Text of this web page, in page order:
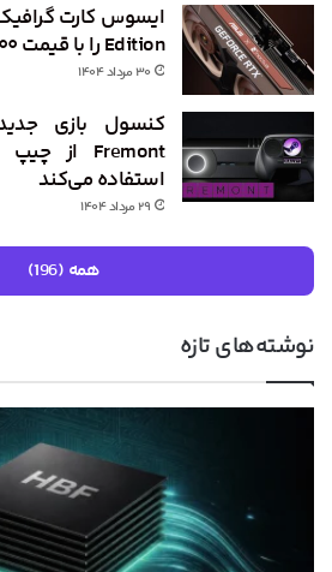
Edition را با قیمت ۲۳۰۰ دلار عرضه کرد
۳۰ مرداد ۱۴۰۴
استفاده می‌کند
۲۹ مرداد ۱۴۰۴
همه (196)
نوشته‌های تازه